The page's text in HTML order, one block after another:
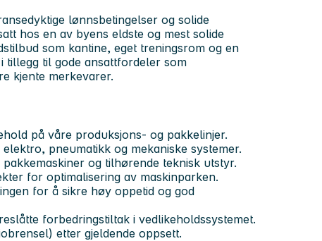
lønnsbetingelser og solide
hos en av byens eldste og mest solide
som kantine, eget treningsrom og en
tillegg til gode ansattfordeler som
kjente merkevarer.
på våre produksjons- og pakkelinjer.
pneumatikk og mekaniske systemer.
og tilhørende teknisk utstyr.
for optimalisering av maskinparken.
for å sikre høy oppetid og god
forbedringstiltak i vedlikeholdssystemet.
etter gjeldende oppsett.